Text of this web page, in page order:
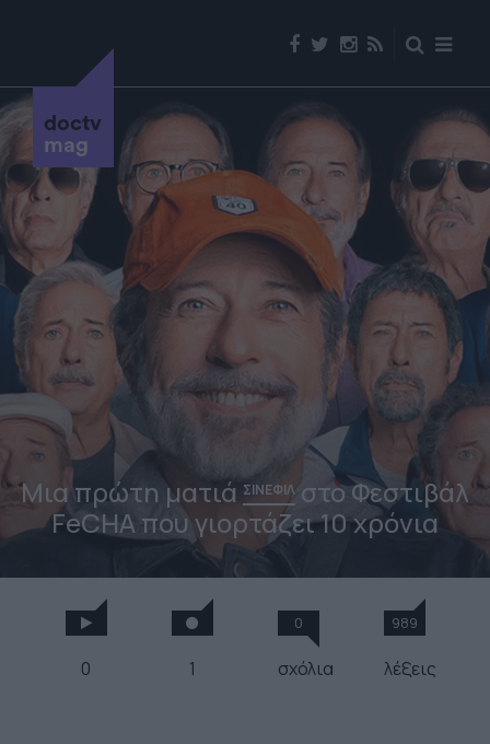
doctv
mag
Μια πρώτη ματιά ΣΙΝΕΦΙΛ στο Φεστιβάλ
FeCHA που γιορτάζει 10 χρόνια
0 1
0
σχόλια
989
λέξεις